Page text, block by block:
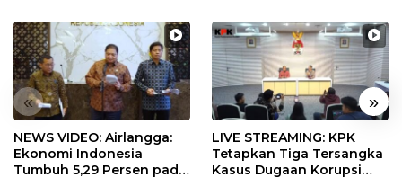
« »
NEWS VIDEO: Airlangga:
Ekonomi Indonesia
Tumbuh 5,29 Persen pada
LIVE STREAMING: KPK
Tetapkan Tiga Tersangka
Kasus Dugaan Korupsi